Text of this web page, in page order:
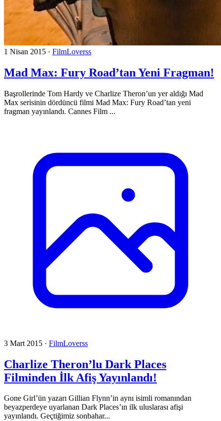
1 Nisan 2015 · FilmLoverss
Mad Max: Fury Road’tan Yeni Fragman!
Başrollerinde Tom Hardy ve Charlize Theron’un yer aldığı Mad
Max serisinin dördüncü filmi Mad Max: Fury Road’tan yeni
fragman yayınlandı. Cannes Film ...
3 Mart 2015 · FilmLoverss
Charlize Theron’lu Dark Places
Filminden İlk Afiş Yayınlandı!
Gone Girl’ün yazarı Gillian Flynn’in aynı isimli romanından
beyazperdeye uyarlanan Dark Places’ın ilk uluslarası afişi
yayınlandı. Geçtiğimiz sonbahar...